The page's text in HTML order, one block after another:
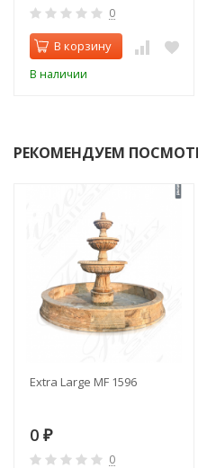
0
В корзину
В наличии
РЕКОМЕНДУЕМ
Extra Large MF 1596
0 ₽
0